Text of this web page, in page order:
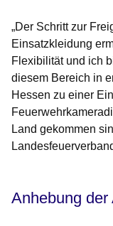
„Der Schritt zur
Einsatzkleidung
Flexibilität und ich
diesem Bereich in
Hessen zu einer
Land gekommen
Anhebung